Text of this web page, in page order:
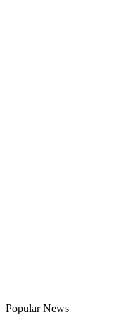
Popular News